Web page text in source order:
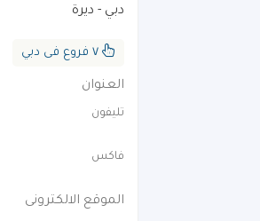
دبي - ديرة
العنوان
تليفون
فاكس
الموقع الالكترونى